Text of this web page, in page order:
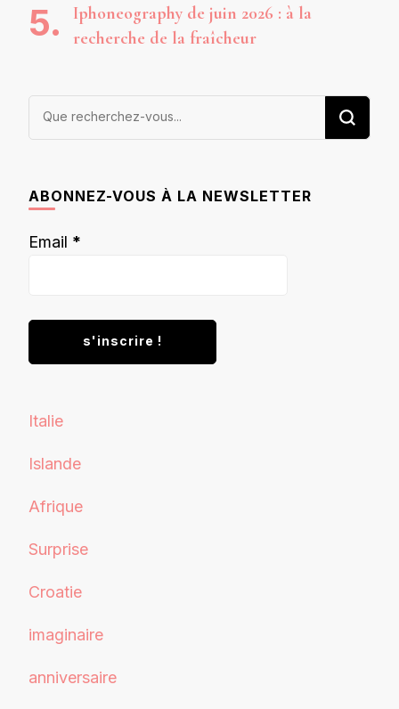
Iphoneography de juin 2026 : à la
recherche de la fraîcheur
Vous
ABONNEZ-VOUS À LA NEWSLETTER
Email *
Italie
Islande
Afrique
Surprise
Croatie
imaginaire
anniversaire